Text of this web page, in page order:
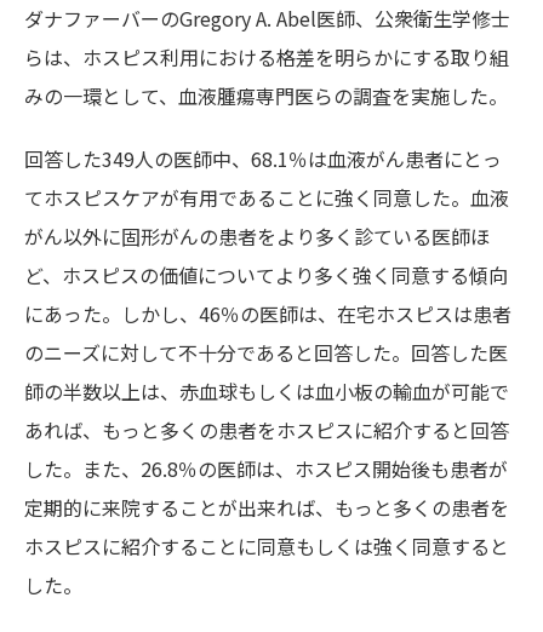
ダナファーバーのGregory A. Abel医師、公衆衛生学修士
らは、ホスピス利用における格差を明らかにする取り組
みの一環として、血液腫瘍専門医らの調査を実施した。
回答した349人の医師中、68.1％は血液がん患者にとっ
てホスピスケアが有用であることに強く同意した。血液
がん以外に固形がんの患者をより多く診ている医師ほ
ど、ホスピスの価値についてより多く強く同意する傾向
にあった。しかし、46％の医師は、在宅ホスピスは患者
のニーズに対して不十分であると回答した。回答した医
師の半数以上は、赤血球もしくは血小板の輸血が可能で
あれば、もっと多くの患者をホスピスに紹介すると回答
した。また、26.8％の医師は、ホスピス開始後も患者が
定期的に来院することが出来れば、もっと多くの患者を
ホスピスに紹介することに同意もしくは強く同意すると
した。